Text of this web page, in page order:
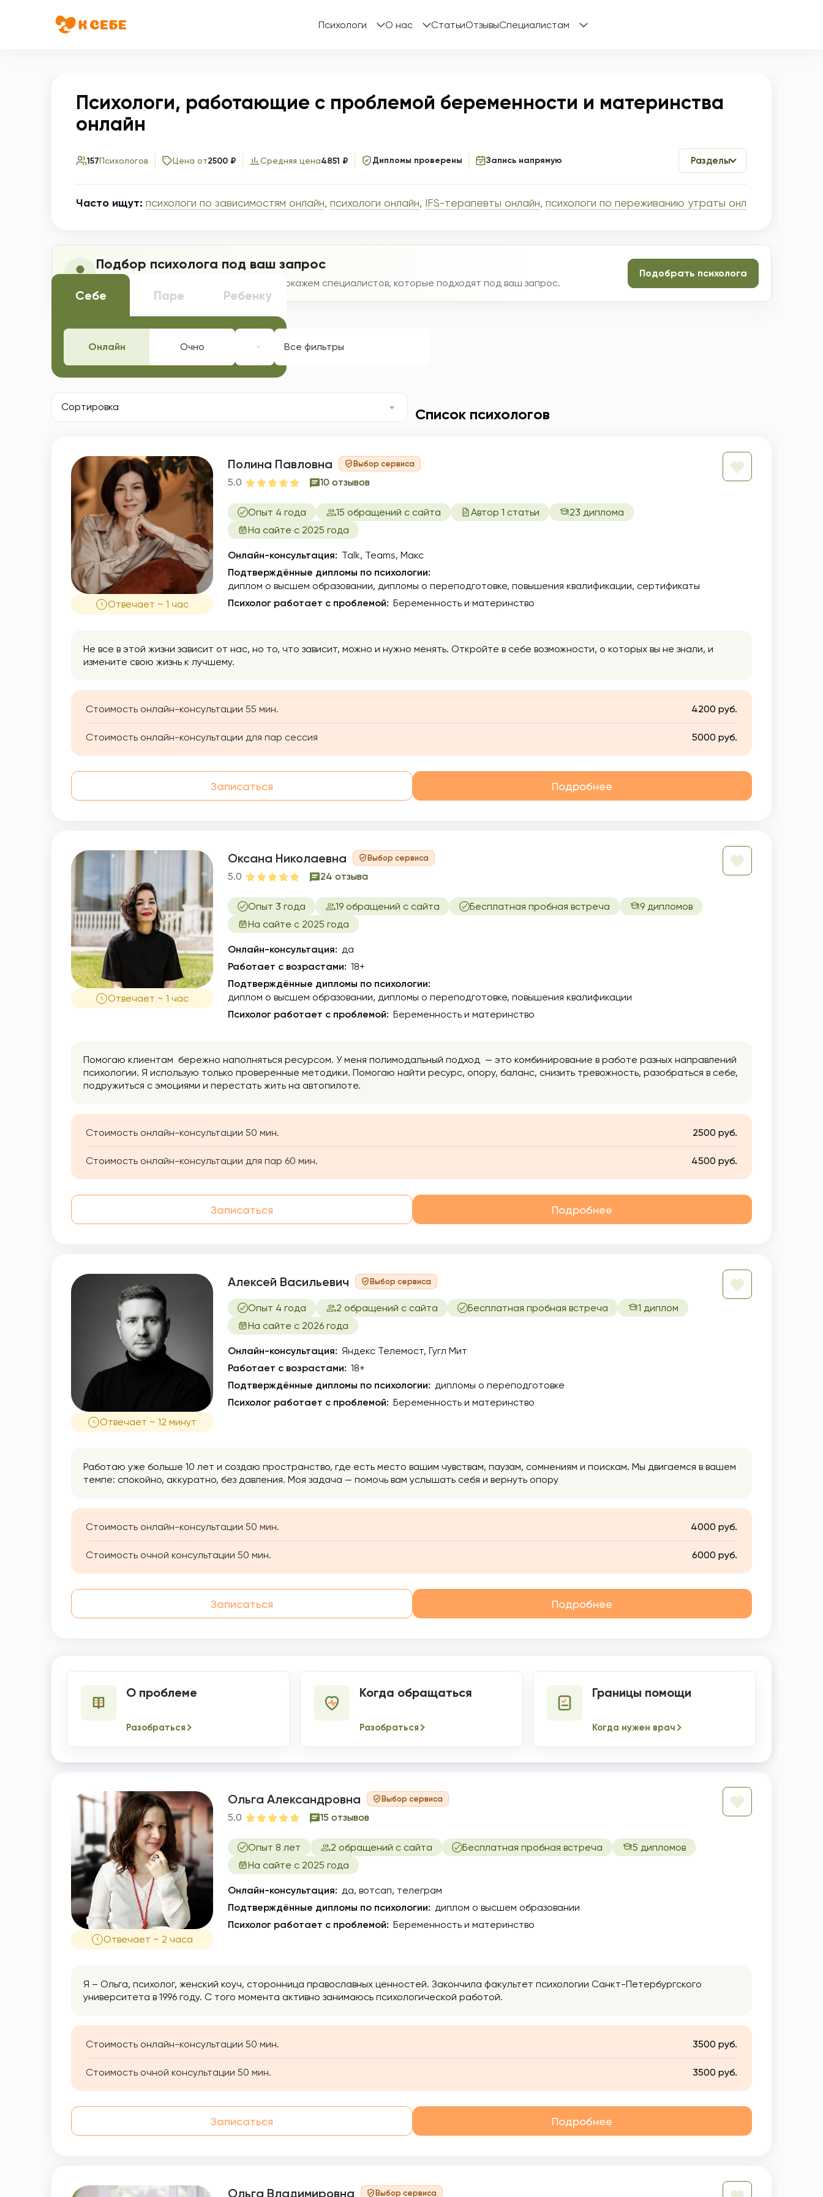
Психологи О нас СтатьиОтзывыСпециалистам
Психологи, работающие с проблемой беременности и материнства
онлайн
157Психологов Цена от2500 ₽ Средняя цена4851 ₽ Дипломы проверены Запись напрямую Разделы
Часто ищут: психологи по зависимостям онлайн, психологи онлайн, IFS-терапевты онлайн, психологи по переживанию утраты онлайн
Подбор психолога под ваш запрос
Ответьте на несколько вопросов, и мы покажем специалистов, которые подходят под ваш запрос.
Подобрать психолога
Себе Паре Ребенку
Онлайн Очно Специализация
Беременность и материнство
Все фильтры
Список психологов
Сортировка
Отвечает ~ 1 час
Полина Павловна Выбор сервиса
5.0 10 отзывов
Опыт 4 года 15 обращений с сайта Автор 1 статьи
23 диплома
На сайте с 2025 года
Онлайн-консультация: Talk, Teams, Макс
Подтверждённые дипломы по психологии:
диплом о высшем образовании дипломы о переподготовке повышения квалификации сертификаты
Психолог работает с проблемой: Беременность и материнство
Не все в этой жизни зависит от нас, но то, что зависит, можно и нужно менять. Откройте в себе возможности, о которых вы не знали, и
измените свою жизнь к лучшему.
Стоимость онлайн-консультации 55 мин. 4200 руб.
Стоимость онлайн-консультации для пар сессия 5000 руб.
Записаться Подробнее
Отвечает ~ 1 час
Оксана Николаевна Выбор сервиса
5.0 24 отзыва
Опыт 3 года 19 обращений с сайта Бесплатная пробная встреча
9 дипломов
На сайте с 2025 года
Онлайн-консультация: да
Работает с возрастами: 18+
Подтверждённые дипломы по психологии:
диплом о высшем образовании дипломы о переподготовке повышения квалификации
Психолог работает с проблемой: Беременность и материнство
Помогаю клиентам бережно наполняться ресурсом. У меня полимодальный подход — это комбинирование в работе разных направлений
психологии. Я использую только проверенные методики. Помогаю найти ресурс, опору, баланс, снизить тревожность, разобраться в себе,
подружиться с эмоциями и перестать жить на автопилоте.
Стоимость онлайн-консультации 50 мин. 2500 руб.
Стоимость онлайн-консультации для пар 60 мин. 4500 руб.
Записаться Подробнее
Отвечает ~ 12 минут
Алексей Васильевич Выбор сервиса
Опыт 4 года 2 обращений с сайта Бесплатная пробная встреча
1 диплом
На сайте с 2026 года
Онлайн-консультация: Яндекс Телемост, Гугл Мит
Работает с возрастами: 18+
Подтверждённые дипломы по психологии: дипломы о переподготовке
Психолог работает с проблемой: Беременность и материнство
Работаю уже больше 10 лет и создаю пространство, где есть место вашим чувствам, паузам, сомнениям и поискам. Мы двигаемся в вашем
темпе: спокойно, аккуратно, без давления. Моя задача — помочь вам услышать себя и вернуть опору
Стоимость онлайн-консультации 50 мин. 4000 руб.
Стоимость очной консультации 50 мин. 6000 руб.
Записаться Подробнее
О проблеме
Разобраться
Когда обращаться
Разобраться
Границы помощи
Когда нужен врач
Отвечает ~ 2 часа
Ольга Александровна Выбор сервиса
5.0 15 отзывов
Опыт 8 лет 2 обращений с сайта Бесплатная пробная встреча
5 дипломов
На сайте с 2025 года
Онлайн-консультация: да, вотсап, телеграм
Подтверждённые дипломы по психологии: диплом о высшем образовании
Психолог работает с проблемой: Беременность и материнство
Я – Ольга, психолог, женский коуч, сторонница православных ценностей. Закончила факультет психологии Санкт-Петербургского
университета в 1996 году. С того момента активно занимаюсь психологической работой.
Стоимость онлайн-консультации 50 мин. 3500 руб.
Стоимость очной консультации 50 мин. 3500 руб.
Записаться Подробнее
Ольга Владимировна Выбор сервиса